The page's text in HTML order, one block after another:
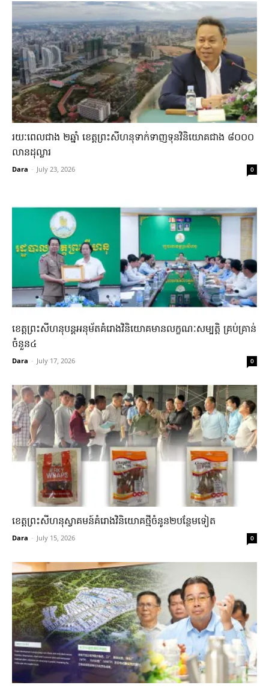
រយៈ​ពេល​ជាង ២ឆ្នាំ​ ខេត្តព្រះសីហនុ​ទាក់​ទាញ​ទុន​វិនិយោគ​ជាង​ ៨០០០​
លាន​ដុល្លារ​
Dara - July 23, 2026 0
ខេត្តព្រះសីហនុបន្តអនុម័តគំរោងវិនិយោគមានលក្ខណៈសម្បត្តិ គ្រប់គ្រាន់
ចំនួន៤
Dara - July 17, 2026 0
ខេត្តព្រះសីហនុស្វាគមន៍គំរោងវិនិយោគថ្មីចំនូន២បន្ថែមទៀត
Dara - July 15, 2026 0